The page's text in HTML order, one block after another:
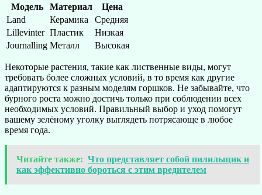
Модель Материал
Цена
Land
Керамика
Средняя
Lillevinter Пластик
Низкая
Journalling Металл Высокая
Некоторые растения, такие как лиственные виды, могут
требовать более сложных условий, в то время как другие
адаптируются к разным моделям горшков. Не забывайте, что
бурного роста можно достичь только при соблюдении всех
необходимых условий. Правильный выбор и уход помогут
вашему зелёному уголку выглядеть потрясающе в любое
время года.
Читайте также: Что представляет собой пилильщик и
как эффективно бороться с этим вредителем